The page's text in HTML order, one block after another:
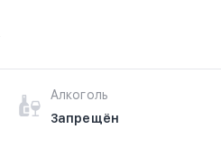
Алкоголь
Запрещён